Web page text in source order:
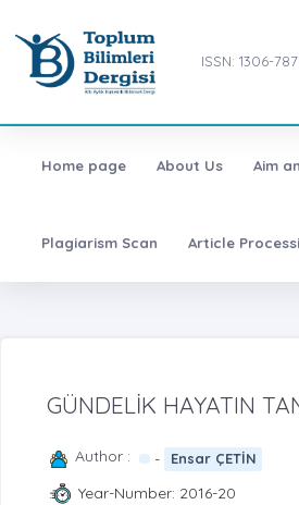
ISSN: 1306-
Home page About Us Aim
Plagiarism Scan Article
GÜNDELİK HAYATIN
Author : - Ensar ÇETİN
Year-Number: 2016-20